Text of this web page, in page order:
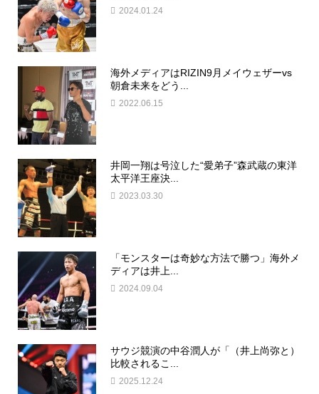
2024.01.24
海外メディアはRIZIN9月メイウェザーvs
朝倉未来をどう...
2022.06.15
井岡一翔は号泣した“愛弟子”森武蔵の東洋
太平洋王座決...
2023.03.30
「モンスターは奇妙な方法で勝つ」海外メ
ディアは井上...
2024.09.04
サウジ競演の中谷潤人が「（井上尚弥と）
比較されるこ...
2025.12.24